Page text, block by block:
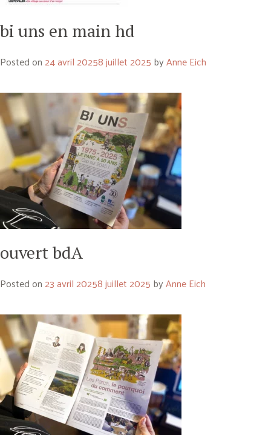
bi uns en main hd
Posted on24 avril 20258 juillet 2025 byAnne Eich
ouvert bdA
Posted on23 avril 20258 juillet 2025 byAnne Eich